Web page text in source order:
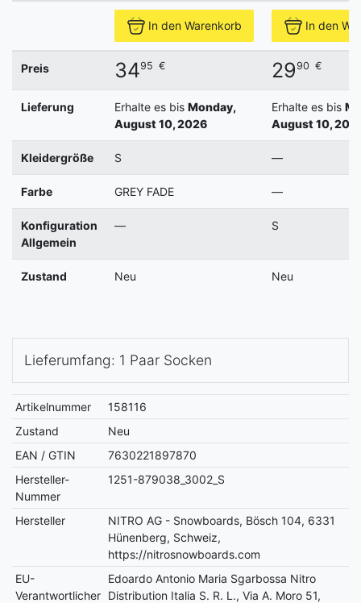
In den Warenkorb In den
Preis 3495 € 2990 €
Lieferung Erhalte es bis Monday,
August 10, 2026
Erhalte es bis
August 10,
Kleidergröße S —
Farbe GREY FADE —
Konfiguration
Allgemein
— S
Zustand Neu Neu
Lieferumfang: 1 Paar Socken
Artikelnummer
158116
Zustand
Neu
EAN / GTIN
7630221897870
Hersteller-
Nummer
1251-879038_3002_S
Hersteller
NITRO AG - Snowboards, Bösch 104, 6331
Hünenberg, Schweiz,
https://nitrosnowboards.com
EU-
Verantwortlicher
Edoardo Antonio Maria Sgarbossa Nitro
Distribution Italia S. R. L., Via A. Moro 51,